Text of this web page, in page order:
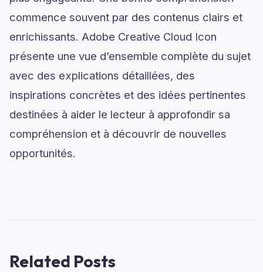
commence souvent par des contenus clairs et
enrichissants. Adobe Creative Cloud Icon
présente une vue d’ensemble complète du sujet
avec des explications détaillées, des
inspirations concrètes et des idées pertinentes
destinées à aider le lecteur à approfondir sa
compréhension et à découvrir de nouvelles
opportunités.
Related Posts